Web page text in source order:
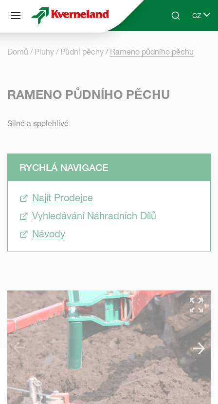
Skip to main contentSearchCZ
Select
Domů Pluhy Půdní pěchy Rameno půdního pěchu
RAMENO PŮDNÍHO PĚCHU
Silné a spolehlivé
RYCHLÁ NAVIGACE
Najít Prodejce
Vyhledávání Náhradních Dílů
Návody
Panel pro správu cookies